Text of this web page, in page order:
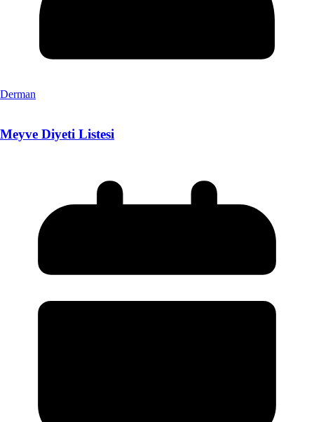
Derman
Meyve Diyeti Listesi